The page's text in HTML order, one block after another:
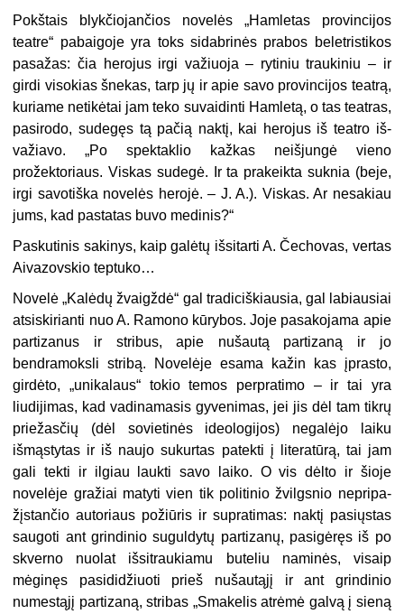
Pokštais blykčiojančios novelės „Hamletas provincijos
teatre“ pa­baigoje yra toks sidabrinės prabos beletristikos
pasažas: čia herojus ir­gi važiuoja – rytiniu traukiniu – ir
girdi visokias šnekas, tarp jų ir apie savo provincijos teatrą,
kuriame netikėtai jam teko suvaidinti Hamletą, o tas teatras,
pasirodo, sudegęs tą pačią naktį, kai herojus iš teatro iš­
važiavo. „Po spektaklio kažkas neišjungė vieno
prožektoriaus. Viskas su­degė. Ir ta prakeikta suknia (beje,
irgi savotiška novelės herojė. – J. A.). Viskas. Ar nesakiau
jums, kad pastatas buvo medinis?“
Paskutinis sakinys, kaip galėtų išsitarti A. Čechovas, vertas
Aivazovskio teptuko…
Novelė „Kalėdų žvaigždė“ gal tradiciškiausia, gal labiausiai
atsiskirianti nuo A. Ramono kūrybos. Joje pasakojama apie
partizanus ir stri­bus, apie nušautą partizaną ir jo
bendramoksli stribą. Novelėje esama kažin kas įprasto,
girdėto, „unikalaus“ tokio temos perpratimo – ir tai yra
liudijimas, kad vadinamasis gyvenimas, jei jis dėl tam tikrų
priežasčių (dėl sovietinės ideologijos) negalėjo laiku
išmąstytas ir iš naujo sukur­tas patekti į literatūrą, tai jam
gali tekti ir ilgiau laukti savo laiko. O vis dėlto ir šioje
novelėje gražiai matyti vien tik politinio žvilgsnio nepripa­
žįstančio autoriaus požiūris ir supratimas: naktį pasiųstas
saugoti ant grindinio suguldytų partizanų, pasigėręs iš po
skverno nuolat išsitrau­kiamu buteliu naminės, visaip
mėginęs pasididžiuoti prieš nušautąjį ir ant grindinio
numestąjį partizaną, stribas „Smakelis atrėmė galvą į sie­ną